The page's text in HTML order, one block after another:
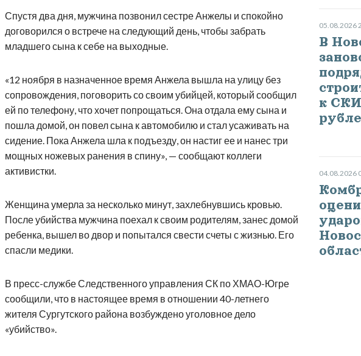
Спустя два дня, мужчина позвонил сестре Анжелы и спокойно
договорился о встрече на следующий день, чтобы забрать
младшего сына к себе на выходные.
«12 ноября в назначенное время Анжела вышла на улицу без
сопровождения, поговорить со своим убийцей, который сообщил
ей по телефону, что хочет попрощаться. Она отдала ему сына и
пошла домой, он повел сына к автомобилю и стал усаживать на
сидение. Пока Анжела шла к подъезду, он настиг ее и нанес три
мощных ножевых ранения в спину», — сообщают коллеги
активистки.
Женщина умерла за несколько минут, захлебнувшись кровью.
После убийства мужчина поехал к своим родителям, занес домой
ребенка, вышел во двор и попытался свести счеты с жизнью. Его
спасли медики.
В пресс-службе Следственного управления СК по ХМАО-Югре
сообщили, что в настоящее время в отношении 40-летнего
жителя Сургутского района возбуждено уголовное дело
«убийство».
05.08.2026
В
к
04.08.2026